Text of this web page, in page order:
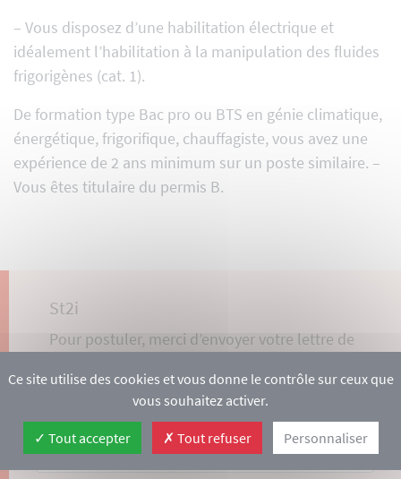
– Vous disposez d’une habilitation électrique et
idéalement l’habilitation à la manipulation des fluides
frigorigènes (cat. 1).
De formation type Bac pro ou BTS en génie climatique,
énergétique, frigorifique, chauffagiste, vous avez une
expérience de 2 ans minimum sur un poste similaire. –
Vous êtes titulaire du permis B.
St2i
Pour postuler, merci d’envoyer votre lettre de
formulaire ci-dessous :
Ce site utilise des cookies et vous donne le contrôle sur ceux que
vous souhaitez activer.
Tout accepter Tout refuser Personnaliser